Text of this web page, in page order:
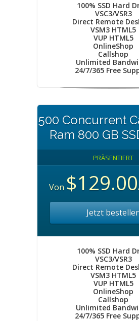
100% SSD Hard
VSC3/VSR3
Direct Remote
VSM3 HTML5
VUP HTML5
OnlineShop
Callshop
Unlimited
24/7/365 Free
500 Concurrent
Ram 800 GB
PRÄSENTIERT
Von $129.00
Jetzt
100% SSD Hard
VSC3/VSR3
Direct Remote
VSM3 HTML5
VUP HTML5
OnlineShop
Callshop
Unlimited
24/7/365 Free